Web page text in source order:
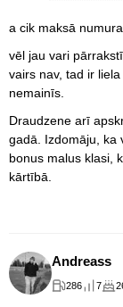
a cik maksā
vēl jau vari
vairs nav, tad ir
nemainīs.
Draudzene arī
gadā. Izdomāju, ka
bonus malus klasi,
kārtībā.
Andreass
286 7